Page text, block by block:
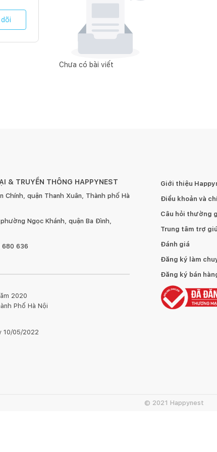
Chưa có bài viết
& TRUYỀN THÔNG HAPPYNEST
Chính, quận Thanh Xuân, Thành phố Hà
Ngọc Khánh, quận Ba Đình,
680 636
2020
Phố Hà Nội
10/05/2022
Giới thiệu
Điều khoản và
Câu hỏi thường
Trung tâm trợ
Đánh giá
Đăng ký làm
Đăng ký bán
© 2021 Happynest